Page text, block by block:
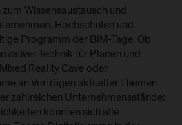
Wissensaustausch und
Hochschulen und
Programm der BIM-Tage. Ob
Technik für Planen und
Reality Cave oder
an Vorträgen aktueller Themen
zahlreichen Unternehmensstände:
konnten sich alle